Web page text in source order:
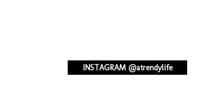
INSTAGRAM @atrendylife